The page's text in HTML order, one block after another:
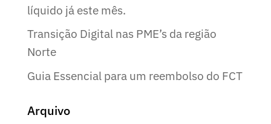
líquido já este mês.
Transição Digital nas PME’s da região
Norte
Guia Essencial para um reembolso do FCT
Arquivo